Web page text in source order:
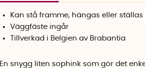
Kan stå framme, hängas eller ställas
Väggfäste ingår
Tillverkad i Belgien av Brabantia
En snygg liten sophink som gör det